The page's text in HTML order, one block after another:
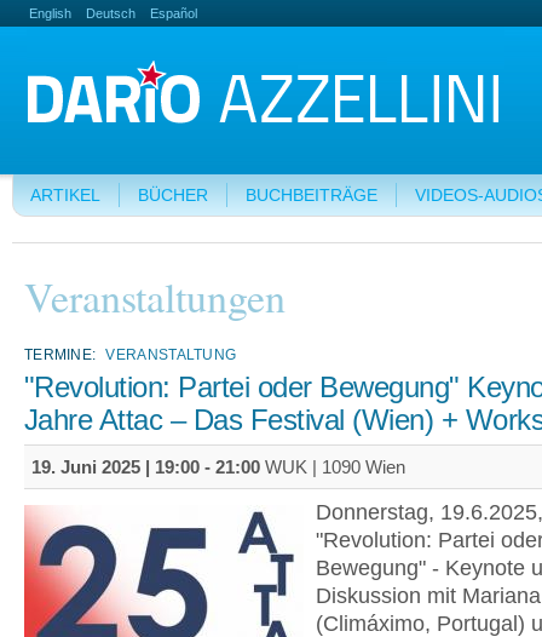
English Deutsch Español
ARTIKEL BÜCHER BUCHBEITRÄGE VIDEOS-
Veranstaltungen
TERMINE: VERANSTALTUNG
"Revolution: Partei oder Bewegung"
Jahre Attac – Das Festival (Wien) +
19. Juni 2025 | 19:00 - 21:00 WUK | 1090 Wien
Donnerstag,
"Revolution: Partei
Bewegung" - Keynote
Diskussion mit
(Climáximo, Portugal)